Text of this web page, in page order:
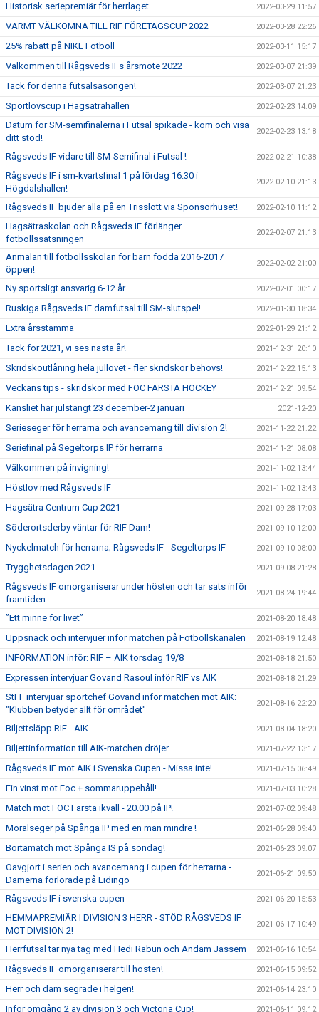
Historisk seriepremiär för herrlaget 2022-03-29 11:57
VARMT VÄLKOMNA TILL RIF FÖRETAGSCUP 2022 2022-03-28 22:26
25% rabatt på NIKE Fotboll 2022-03-11 15:17
Välkommen till Rågsveds IFs årsmöte 2022 2022-03-07 21:39
Tack för denna futsalsäsongen! 2022-03-07 21:23
Sportlovscup i Hagsätrahallen 2022-02-23 14:09
Datum för SM-semifinalerna i Futsal spikade - kom och visa
ditt stöd!
2022-02-23 13:18
Rågsveds IF vidare till SM-Semifinal i Futsal ! 2022-02-21 10:38
Rågsveds IF i sm-kvartsfinal 1 på lördag 16.30 i
Högdalshallen!
2022-02-10 21:13
Rågsveds IF bjuder alla på en Trisslott via Sponsorhuset! 2022-02-10 11:12
Hagsätraskolan och Rågsveds IF förlänger
fotbollssatsningen
2022-02-07 21:13
Anmälan till fotbollsskolan för barn födda 2016-2017
öppen!
2022-02-02 21:00
Ny sportsligt ansvarig 6-12 år 2022-02-01 00:17
Ruskiga Rågsveds IF damfutsal till SM-slutspel! 2022-01-30 18:34
Extra årsstämma 2022-01-29 21:12
Tack för 2021, vi ses nästa år! 2021-12-31 20:10
Skridskoutlåning hela jullovet - fler skridskor behövs! 2021-12-22 15:13
Veckans tips - skridskor med FOC FARSTA HOCKEY 2021-12-21 09:54
Kansliet har julstängt 23 december-2 januari 2021-12-20
Serieseger för herrarna och avancemang till division 2! 2021-11-22 21:22
Seriefinal på Segeltorps IP för herrarna 2021-11-21 08:08
Välkommen på invigning! 2021-11-02 13:44
Höstlov med Rågsveds IF 2021-11-02 13:43
Hagsätra Centrum Cup 2021 2021-09-28 17:03
Söderortsderby väntar för RIF Dam! 2021-09-10 12:00
Nyckelmatch för herrarna; Rågsveds IF - Segeltorps IF 2021-09-10 08:00
Trygghetsdagen 2021 2021-09-08 21:28
Rågsveds IF omorganiserar under hösten och tar sats inför
framtiden
2021-08-24 19:44
”Ett minne för livet” 2021-08-20 18:48
Uppsnack och intervjuer inför matchen på Fotbollskanalen 2021-08-19 12:48
INFORMATION inför: RIF – AIK torsdag 19/8 2021-08-18 21:50
Expressen intervjuar Govand Rasoul inför RIF vs AIK 2021-08-18 21:29
StFF intervjuar sportchef Govand inför matchen mot AIK:
"Klubben betyder allt för området"
2021-08-16 22:20
Biljettsläpp RIF - AIK 2021-08-04 18:20
Biljettinformation till AIK-matchen dröjer 2021-07-22 13:17
Rågsveds IF mot AIK i Svenska Cupen - Missa inte! 2021-07-15 06:49
Fin vinst mot Foc + sommaruppehåll! 2021-07-03 10:28
Match mot FOC Farsta ikväll - 20.00 på IP! 2021-07-02 09:48
Moralseger på Spånga IP med en man mindre ! 2021-06-28 09:40
Bortamatch mot Spånga IS på söndag! 2021-06-23 09:07
Oavgjort i serien och avancemang i cupen för herrarna -
Damerna förlorade på Lidingö
2021-06-21 09:50
Rågsveds IF i svenska cupen 2021-06-20 15:53
HEMMAPREMIÄR I DIVISION 3 HERR - STÖD RÅGSVEDS IF
MOT DIVISION 2!
2021-06-17 10:49
Herrfutsal tar nya tag med Hedi Rabun och Andam Jassem 2021-06-16 10:54
Rågsveds IF omorganiserar till hösten! 2021-06-15 09:52
Herr och dam segrade i helgen! 2021-06-14 23:10
Inför omgång 2 av division 3 och Victoria Cup! 2021-06-11 09:12